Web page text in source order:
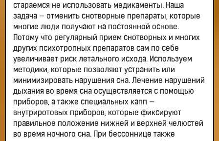
стараемся не использовать медикаменты. Наша
задача — отменить снотворные препараты, которые
многие люди получают на постоянной основе.
Потому что регулярный прием снотворных и многих
других психотропных препаратов сам по себе
увеличивает риск летального исхода. Используем
методики, которые позволяют устранить или
минимизировать нарушения сна. Лечение нарушений
дыхания во время сна осуществляется с помощью
приборов, а также специальных капп —
внутриротовых приборов, которые фиксируют
правильное положение нижней и верхней челюстей
во время ночного сна. При бессоннице также